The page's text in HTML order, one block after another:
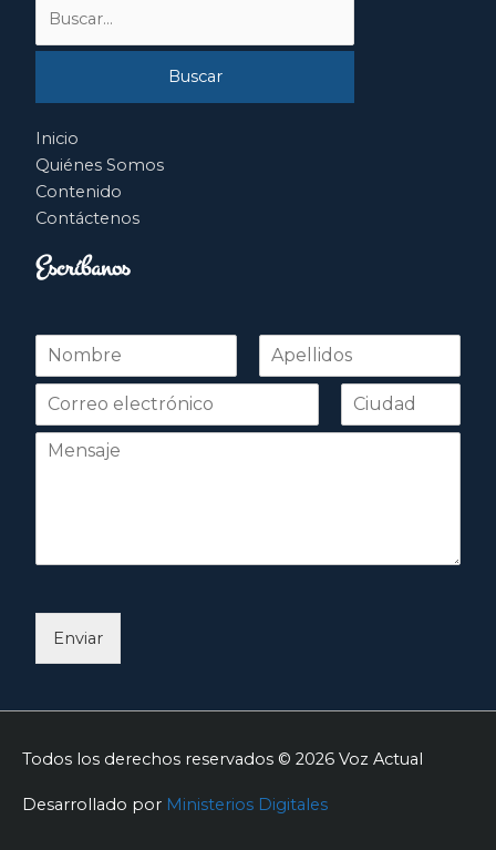
por:
Inicio
Quiénes Somos
Contenido
Contáctenos
Escríbanos
N
m
r
Nombre Apellidos
Enviar
Todos los derechos reservados © 2026 Voz Actual
Desarrollado por Ministerios Digitales